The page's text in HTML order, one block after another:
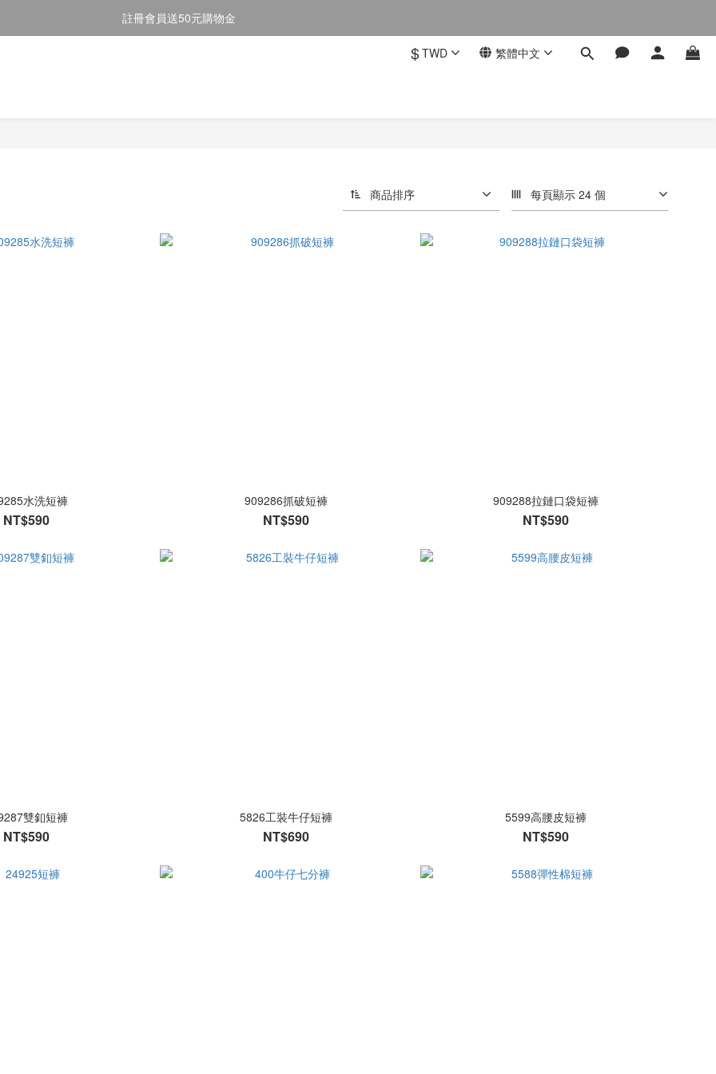
註冊會員送50元購物金
註冊會員送50元購物金
$TWD 繁體中文
商品排序 每頁顯示 24 個
水洗短褲
NT$590
909286抓破短褲
NT$590
909288拉鏈口袋短褲
NT$590
雙釦短褲
NT$590
5826工裝牛仔短褲
NT$690
5599高腰皮短褲
NT$590